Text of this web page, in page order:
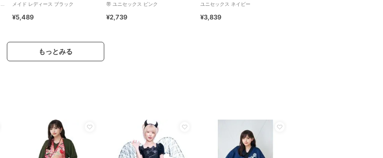
メイド レディース ブラック
¥5,489
帯 ユニセックス ピンク
¥2,739
ユニセックス ネイビー
¥3,839
もっとみる